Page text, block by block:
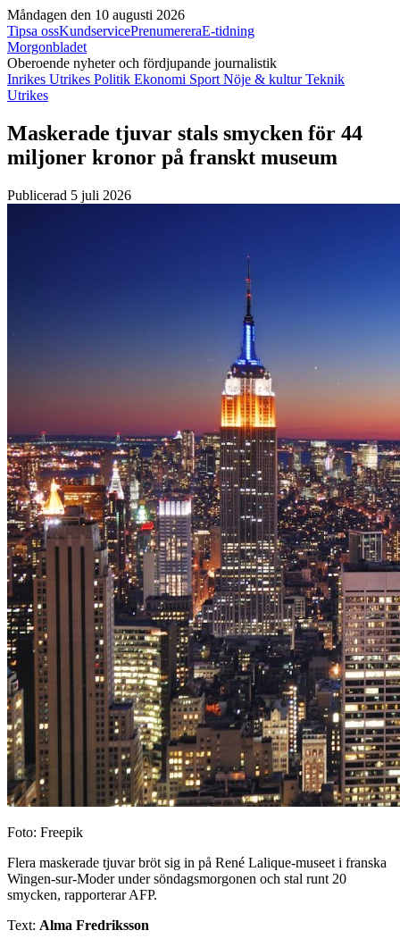
Måndagen den 10 augusti 2026
Tipsa ossKundservicePrenumereraE-tidning
Morgonbladet
Oberoende nyheter och fördjupande journalistik
Inrikes Utrikes Politik Ekonomi Sport Nöje & kulturTeknik
Utrikes
Maskerade tjuvar stals smycken för 44
miljoner kronor på franskt museum
Publicerad 5 juli 2026
Foto: Freepik
Flera maskerade tjuvar bröt sig in på René Lalique-museet i franska
Wingen-sur-Moder under söndagsmorgonen och stal runt 20
smycken, rapporterar AFP.
Text: Alma Fredriksson